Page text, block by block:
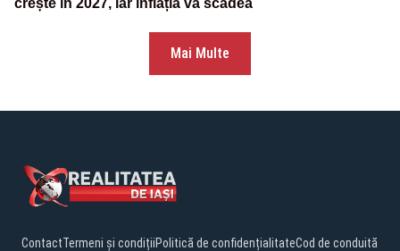
crește în 2027, iar inflația va scădea
Mai Multe
ContactTermeni și condițiiPolitică de confidențialitateCod de conduită